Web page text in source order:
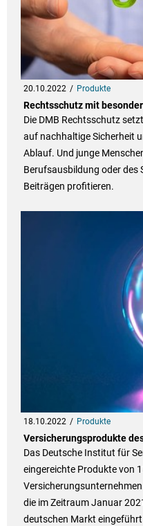
20.10.2022 Produkte
Rechtsschutz mit
Die DMB Rechtsschutz
auf nachhaltige Sicherheit
Ablauf. Und junge
Berufsausbildung oder des
Beiträgen profitieren.
18.10.2022 Produkte
Versicherungsprodukte
Das Deutsche Institut für
eingereichte Produkte von
die im Zeitraum Januar
deutschen Markt